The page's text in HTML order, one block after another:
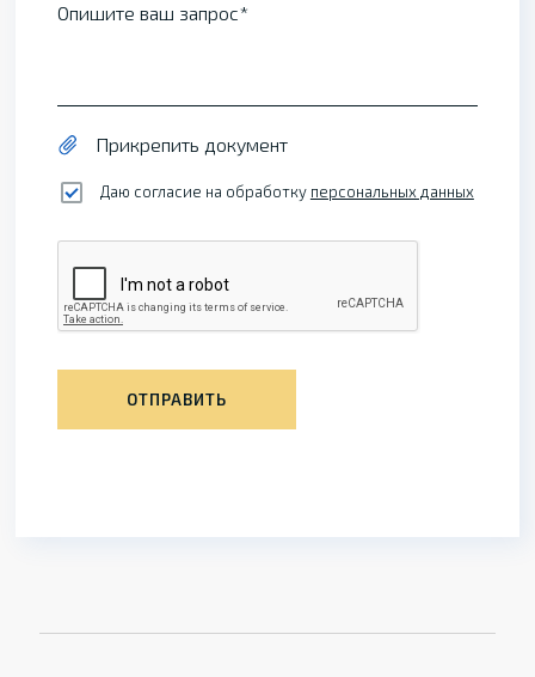
Опишите ваш запрос
Прикрепить документ
Даю согласие на обработку персональных данных
ОТПРАВИТЬ